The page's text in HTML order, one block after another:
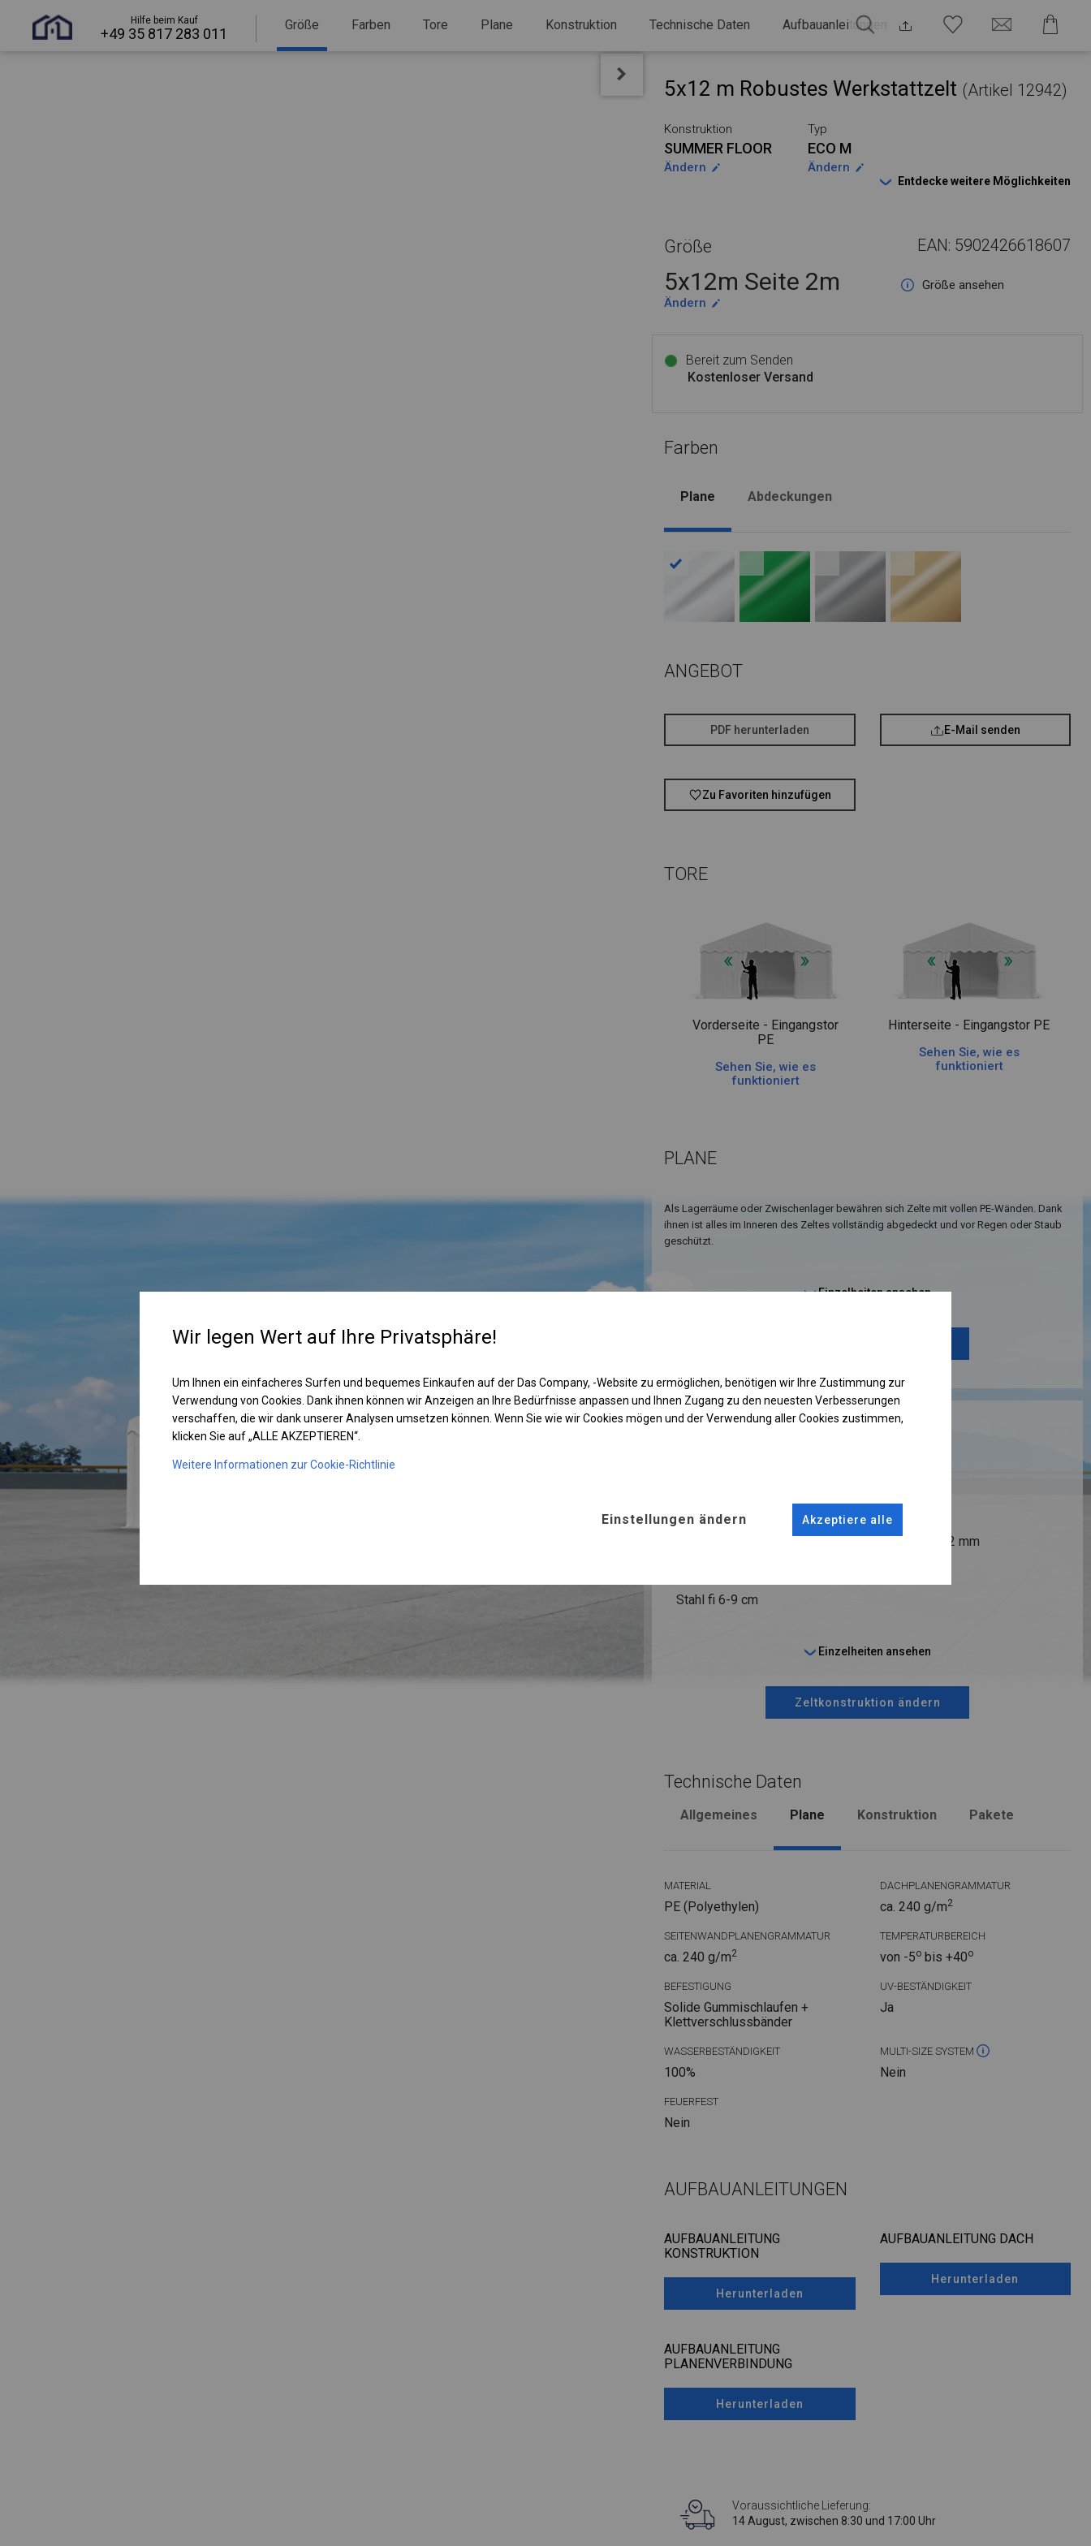
Hilfe beim Kauf
+49 35 817 283 011
Größe Farben Tore Plane Konstruktion Technische Daten Aufbauanleitungen
5x12 m Robustes Werkstattzelt (Artikel 12942)
Konstruktion
SUMMER FLOOR
Ändern
Typ
ECO M
Ändern
Entdecke weitere Möglichkeiten
Größe EAN: 5902426618607
5x12m Seite 2m
Größe ansehen
Ändern
Bereit zum Senden
Kostenloser Versand
Farben
Plane Abdeckungen
ANGEBOT
PDF herunterladen E-Mail senden
Zu Favoriten hinzufügen
TORE
Vorderseite - Eingangstor
PE
Sehen Sie, wie es
funktioniert
Hinterseite - Eingangstor PE
Sehen Sie, wie es
funktioniert
PLANE
Als Lagerräume oder Zwischenlager bewähren sich Zelte mit vollen PE-Wänden. Dank
ihnen ist alles im Inneren des Zeltes vollständig abgedeckt und vor Regen oder Staub
geschützt.
Einzelheiten ansehen
KONSTRUKTION
ROHRE ANSCHLÜSSE
Stahl ca. fi 42 mm
Stahl fi 6-9 cm
Einzelheiten ansehen
Zeltkonstruktion ändern
Technische Daten
Allgemeines Plane Konstruktion Pakete
MATERIAL
PE (Polyethylen)
DACHPLANENGRAMMATUR
ca. 240 g/m2
SEITENWANDPLANENGRAMMATUR
ca. 240 g/m2
TEMPERATURBEREICH
von -5obis +40o
BEFESTIGUNG
Solide Gummischlaufen +
Klettverschlussbänder
UV-BESTÄNDIGKEIT
Ja
WASSERBESTÄNDIGKEIT
100%
MULTI-SIZE SYSTEM
Nein
FEUERFEST
Nein
AUFBAUANLEITUNGEN
AUFBAUANLEITUNG
KONSTRUKTION
Herunterladen
AUFBAUANLEITUNG DACH
Herunterladen
AUFBAUANLEITUNG
PLANENVERBINDUNG
Herunterladen
Voraussichtliche Lieferung:
14 August, zwischen 8:30 und 17:00 Uhr
Wir legen Wert auf Ihre Privatsphäre!
Um Ihnen ein einfacheres Surfen und bequemes Einkaufen auf der Das Company, -Website zu ermöglichen, benötigen wir Ihre Zustimmung zur
Verwendung von Cookies. Dank ihnen können wir Anzeigen an Ihre Bedürfnisse anpassen und Ihnen Zugang zu den neuesten Verbesserungen
verschaffen, die wir dank unserer Analysen umsetzen können. Wenn Sie wie wir Cookies mögen und der Verwendung aller Cookies zustimmen,
klicken Sie auf „ALLE AKZEPTIEREN“.
Weitere Informationen zur Cookie-Richtlinie
Einstellungen ändern Akzeptiere alle